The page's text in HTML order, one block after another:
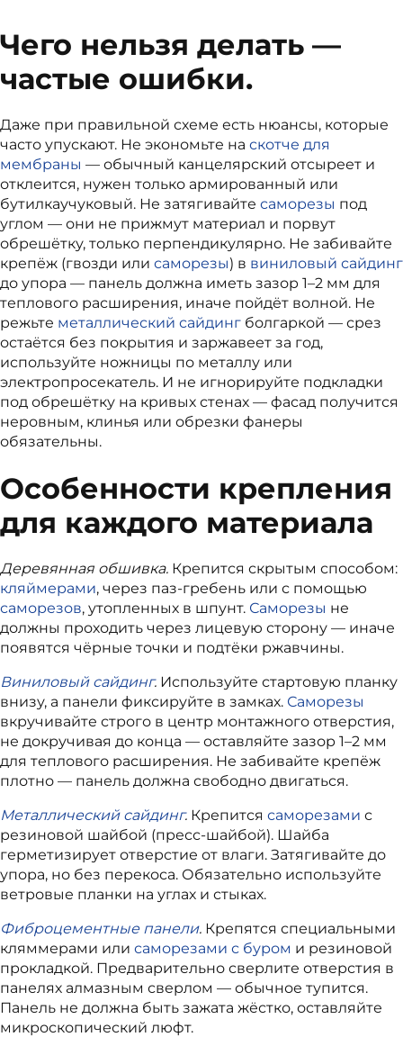
Чего нельзя делать —
частые ошибки.
Даже при правильной схеме есть нюансы, которые
часто упускают. Не экономьте на скотче для
мембраны — обычный канцелярский отсыреет и
отклеится, нужен только армированный или
бутилкаучуковый. Не затягивайте саморезы под
углом — они не прижмут материал и порвут
обрешётку, только перпендикулярно. Не забивайте
крепёж (гвозди или саморезы) в виниловый сайдинг
до упора — панель должна иметь зазор 1–2 мм для
теплового расширения, иначе пойдёт волной. Не
режьте металлический сайдинг болгаркой — срез
остаётся без покрытия и заржавеет за год,
используйте ножницы по металлу или
электропросекатель. И не игнорируйте подкладки
под обрешётку на кривых стенах — фасад получится
неровным, клинья или обрезки фанеры
обязательны.
Особенности крепления
для каждого материала
Деревянная обшивка. Крепится скрытым способом:
кляймерами, через паз-гребень или с помощью
саморезов, утопленных в шпунт. Саморезы не
должны проходить через лицевую сторону — иначе
появятся чёрные точки и подтёки ржавчины.
Виниловый сайдинг. Используйте стартовую планку
внизу, а панели фиксируйте в замках. Саморезы
вкручивайте строго в центр монтажного отверстия,
не докручивая до конца — оставляйте зазор 1–2 мм
для теплового расширения. Не забивайте крепёж
плотно — панель должна свободно двигаться.
Металлический сайдинг. Крепится саморезами с
резиновой шайбой (пресс-шайбой). Шайба
герметизирует отверстие от влаги. Затягивайте до
упора, но без перекоса. Обязательно используйте
ветровые планки на углах и стыках.
Фиброцементные панели. Крепятся специальными
кляммерами или саморезами с буром и резиновой
прокладкой. Предварительно сверлите отверстия в
панелях алмазным сверлом — обычное тупится.
Панель не должна быть зажата жёстко, оставляйте
микроскопический люфт.